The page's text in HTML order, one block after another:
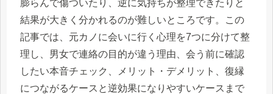
膨らんで傷ついたり、逆に気持ちが整理できたりと
結果が大きく分かれるのが難しいところです。この
記事では、元カノに会いに行く心理を7つに分けて整
理し、男女で連絡の目的が違う理由、会う前に確認
したい本音チェック、メリット・デメリット、復縁
につながるケースと逆効果になりやすいケースまで